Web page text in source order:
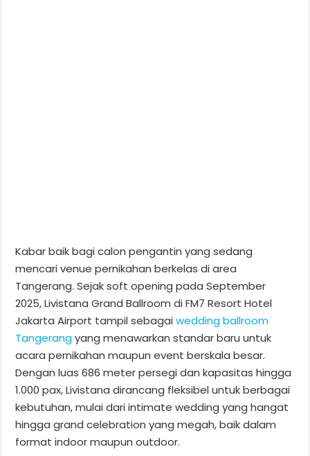
Kabar baik bagi calon pengantin yang sedang
mencari venue pernikahan berkelas di area
Tangerang. Sejak soft opening pada September
2025, Livistana Grand Ballroom di FM7 Resort Hotel
Jakarta Airport tampil sebagaiwedding ballroom
Tangerangyang menawarkan standar baru untuk
acara pernikahan maupun event berskala besar.
Dengan luas 686 meter persegi dan kapasitas hingga
1.000 pax, Livistana dirancang fleksibel untuk berbagai
kebutuhan, mulai dari intimate wedding yang hangat
hingga grand celebration yang megah, baik dalam
format indoor maupun outdoor.